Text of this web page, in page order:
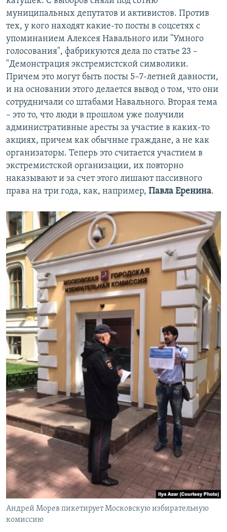
муниципальных депутатов и активистов. Против
тех, у кого находят какие-то посты в соцсетях с
упоминанием Алексея Навального или "Умного
голосования", фабрикуются дела по статье 23 –
"Демонстрация экстремистской символики.
Причем это могут быть посты 5–7-летней давности,
и на основании этого делается вывод о том, что они
сотрудничали со штабами Навального. Вторая тема
– это то, что люди в прошлом уже получили
административные аресты за участие в каких-то
акциях, причем как обычные граждане, а не как
организаторы. Теперь это считается участием в
экстремистской организации, их повторно
наказывают и за счет этого лишают пассивного
права на три года, как, например, Павла Еренина.
Андрей Морев пикетирует Московскую избирательную
комиссию